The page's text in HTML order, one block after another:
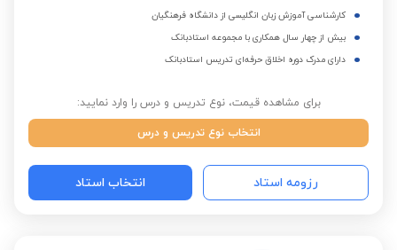
کارشناسی آموزش زبان انگلیسی از دانشگاه فرهنگیان
بیش از چهار سال همکاری با مجموعه استادبانک
دارای مدرک دوره اخلاق حرفه‌ای تدریس استادبانک
برای مشاهده قیمت، نوع تدریس و درس را وارد نمایید:
انتخاب نوع تدریس و درس
رزومه استاد انتخاب استاد